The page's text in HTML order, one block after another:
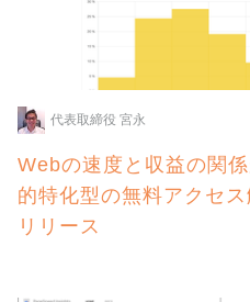
代表取締役 宮永
Webの速度と収益の関
的特化型の無料アクセ
リリース